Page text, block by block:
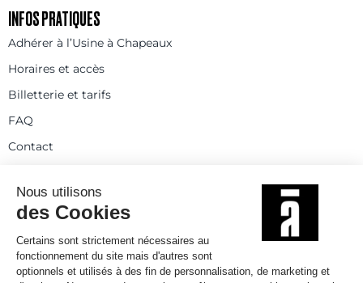
INFOS PRATIQUES
Adhérer à l’Usine à Chapeaux
Horaires et accès
Billetterie et tarifs
FAQ
Contact
Statuts Règlement intérieur
Partenaires et réseaux
Espace presse
Rejoignez-nous
Politique de confidentialité
Mentions légales et crédits